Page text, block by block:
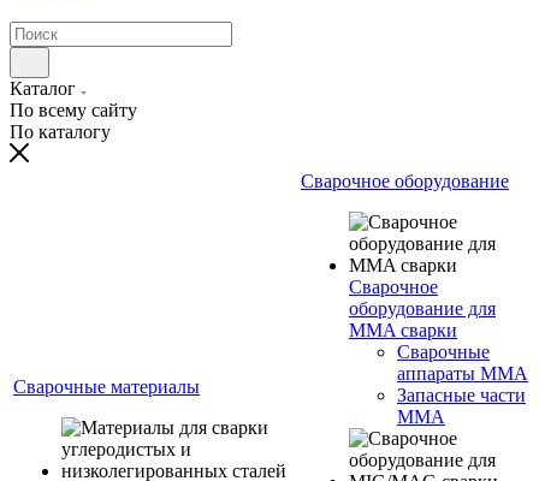
Каталог
По всему сайту
По каталогу
Сварочные материалы
Сварочное оборудование
Сварочное
оборудование для
MMA сварки
Сварочные
аппараты MMA
Запасные части
MMA